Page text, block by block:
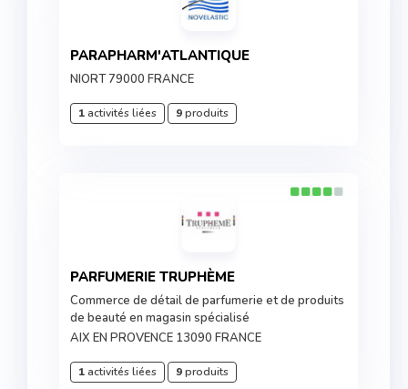
PARAPHARM'ATLANTIQUE
NIORT 79000 FRANCE
1activités liées 9produits
PARFUMERIE TRUPHÈME
Commerce de détail de parfumerie et de produits
de beauté en magasin spécialisé
AIX EN PROVENCE 13090 FRANCE
1activités liées 9produits